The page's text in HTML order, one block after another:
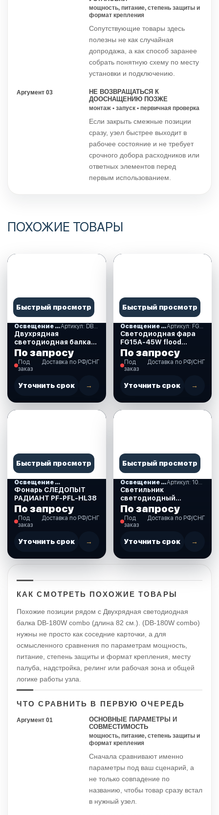
мощность, питание, степень защиты и
формат крепления
Сопутствующие товары здесь
полезны не как случайная
допродажа, а как способ заранее
собрать понятную схему по месту
установки и подключению.
Аргумент 03
НЕ ВОЗВРАЩАТЬСЯ К
ДООСНАЩЕНИЮ ПОЗЖЕ
монтаж • запуск • первичная проверка
Если закрыть смежные позиции
сразу, узел быстрее выходит в
рабочее состояние и не требует
срочного добора расходников или
ответных элементов перед
первым использованием.
ПОХОЖИЕ ТОВАРЫ
Быстрый просмотр
Освещение и свет Артикул: DB-72W Combo
Двухрядная
светодиодная балка
DB-72W Combo
комбинированный
свет.(длина 36 см, 14
По запросу
Под
заказ
Доставка по РФ/СНГ
Уточнить срок →
Быстрый просмотр
Освещение и свет Артикул: FG15A-45W flood
Светодиодная фара
FG15A-45W flood
ближний, рабочий
свет. (FG15A-45W
flood)
По запросу
Под
заказ
Доставка по РФ/СНГ
Уточнить срок →
Быстрый просмотр
Освещение и свет
Фонарь СЛЕДОПЫТ
РАДИАНТ PF-PFL-HL38
По запросу
Под
заказ
Доставка по РФ/СНГ
Уточнить срок →
Быстрый просмотр
Освещение и свет Артикул: 10250505
Светильник
светодиодный
прямоугол.
IP66,12/24B,110x37x16.
(10250505)
По запросу
Под
заказ
Доставка по РФ/СНГ
Уточнить срок →
КАК СМОТРЕТЬ ПОХОЖИЕ ТОВАРЫ
Похожие позиции рядом с Двухрядная светодиодная
балка DB-180W combo (длина 82 см.). (DB-180W combo)
нужны не просто как соседние карточки, а для
осмысленного сравнения по параметрам мощность,
питание, степень защиты и формат крепления, месту
палуба, надстройка, релинг или рабочая зона и общей
логике работы узла.
ЧТО СРАВНИТЬ В ПЕРВУЮ ОЧЕРЕДЬ
Аргумент 01
ОСНОВНЫЕ ПАРАМЕТРЫ И
СОВМЕСТИМОСТЬ
мощность, питание, степень защиты и
формат крепления
Сначала сравнивают именно
параметры под ваш сценарий, а
не только совпадение по
названию, чтобы товар сразу встал
в нужный узел.